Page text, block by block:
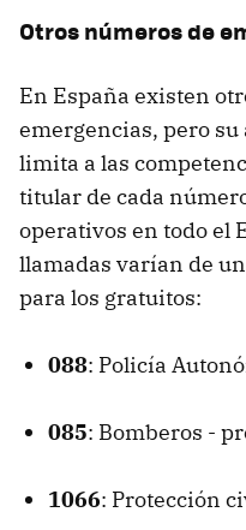
Otros números de
En España existen
emergencias, pero
limita a las
titular de cada
operativos en todo el
llamadas varían de
para los gratuitos:
088: Policía
085: Bomberos -
1066: Protección